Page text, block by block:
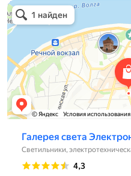
Электрон
Светильники в Нижнем
Электротехническая